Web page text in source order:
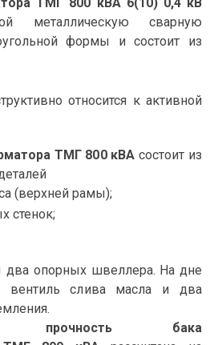
металлическую сварную
формы и состоит из
относится к активной
ТМГ 800 кВА состоит из
(верхней рамы);
стенок;
два опорных швеллера. На дне
вентиль слива масла и два
прочность бака